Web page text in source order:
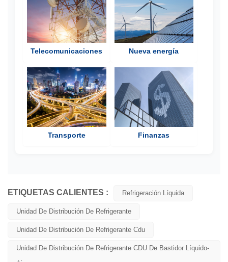
Telecomunicaciones Nueva energía
Transporte Finanzas
ETIQUETAS CALIENTES : Refrigeración Líquida
Unidad De Distribución De Refrigerante
Unidad De Distribución De Refrigerante Cdu
Unidad De Distribución De Refrigerante CDU De Bastidor Líquido-